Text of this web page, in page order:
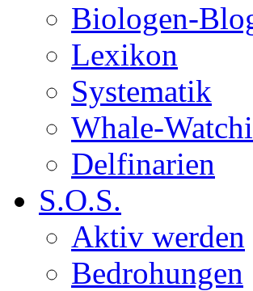
Biologen-
Lexikon
Systematik
Whale-
Delfinarien
S.O.S.
Aktiv werden
Bedrohungen